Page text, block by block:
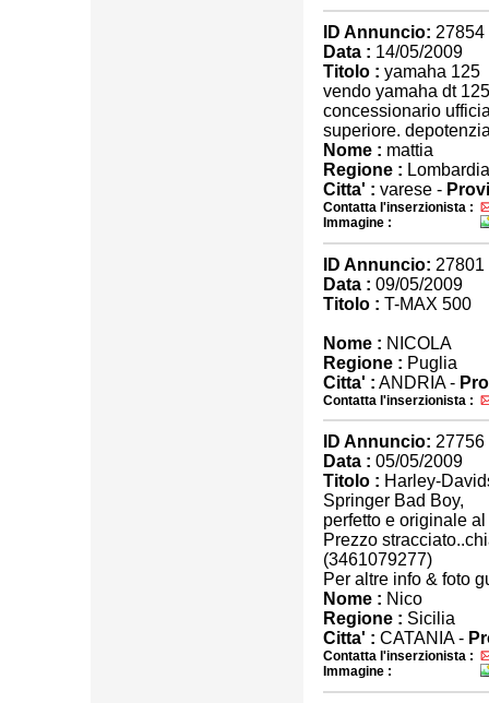
ID Annuncio: 27854
Data : 14/05/2009
Titolo : yamaha 125
vendo yamaha dt
concessionario
superiore.
Nome : mattia
Regione : Lombardia
Citta' : varese -
Contatta l'inserzionista :
Immagine :
ID Annuncio: 27801
Data : 09/05/2009
Titolo : T-MAX 500
Nome : NICOLA
Regione : Puglia
Citta' : ANDRIA -
Contatta l'inserzionista :
ID Annuncio: 27756
Data : 05/05/2009
Titolo : Harley-
Springer Bad Boy,
perfetto e originale
Prezzo
(3461079277)
Per altre info & foto
Nome : Nico
Regione : Sicilia
Citta' : CATANIA -
Contatta l'inserzionista :
Immagine :